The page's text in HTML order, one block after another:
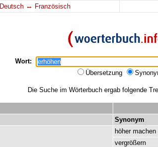
Deutsch ↔ Französisch
Wort:
Übersetzung
Die Suche im Wörterbuch ergab folgende
Synonym
höher machen
vergrößern